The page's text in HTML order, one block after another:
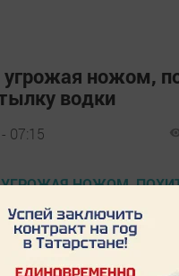
ножом,
водки
07:15
как
одного из сел